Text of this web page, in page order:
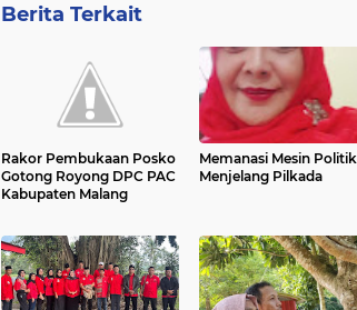
Berita Terkait
Rakor Pembukaan Posko
Gotong Royong DPC PAC
Kabupaten Malang
Memanasi Mesin Politik
Menjelang Pilkada